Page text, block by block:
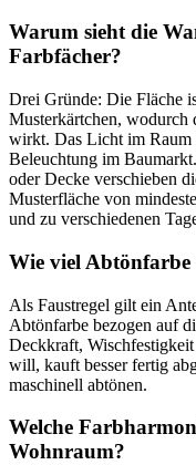
Warum sieht die
Farbfächer?
Drei Gründe: Die Fläche
Musterkärtchen, wodurch
wirkt. Das Licht im Raum
Beleuchtung im
oder Decke verschieben
Musterfläche von
und zu verschiedenen
Wie viel
Als Faustregel gilt ein
Abtönfarbe bezogen auf
Deckkraft,
will, kauft besser fertig
maschinell abtönen.
Welche
Wohnraum?